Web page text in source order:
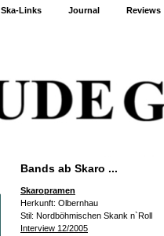
Ska-Links Journal Reviews
Bands ab Skaro ...
Skaropramen
Herkunft: Olbernhau
Stil: Nordböhmischen Skank n`Roll
Interview 12/2005